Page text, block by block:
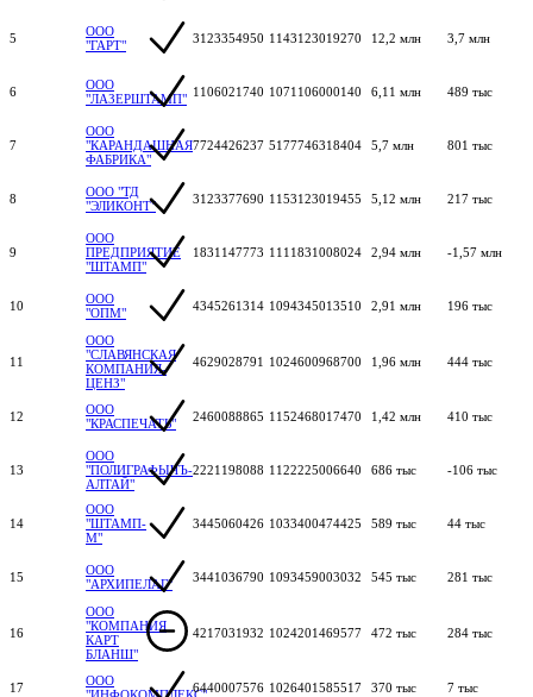
5
ООО
"ГАРТ"
3123354950 1143123019270 12,2 млн 3,7 млн
6
ООО
"ЛАЗЕРШТАМП" 1106021740 1071106000140 6,11 млн 489 тыс
7
ООО
"КАРАНДАШНАЯ
ФАБРИКА"
7724426237 5177746318404 5,7 млн 801 тыс
8
ООО "ТД
"ЭЛИКОНТ"
3123377690 1153123019455 5,12 млн 217 тыс
9
ООО
ПРЕДПРИЯТИЕ
"ШТАМП"
1831147773 1111831008024 2,94 млн -1,57 млн
10
ООО
"ОПМ"
4345261314 1094345013510 2,91 млн 196 тыс
11
ООО
"СЛАВЯНСКАЯ
КОМПАНИЯ-
ЦЕНЗ"
4629028791 1024600968700 1,96 млн 444 тыс
12
ООО
"КРАСПЕЧАТЬ"
2460088865 1152468017470 1,42 млн 410 тыс
13
ООО
"ПОЛИГРАФЫЧЪ-
АЛТАЙ"
2221198088 1122225006640 686 тыс -106 тыс
14
ООО
"ШТАМП-
М"
3445060426 1033400474425 589 тыс 44 тыс
15
ООО
"АРХИПЕЛАГ"
3441036790 1093459003032 545 тыс 281 тыс
16
ООО
"КОМПАНИЯ
КАРТ
БЛАНШ"
4217031932 1024201469577 472 тыс 284 тыс
17
ООО
6440007576 1026401585517 370 тыс 7 тыс